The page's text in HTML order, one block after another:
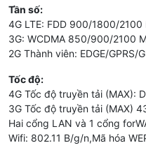
Dễ Dàng Thiết Lập và Quản
Ứng Dụng MERCUSYS
Tần số:
4G LTE: FDD 900/1800/
3G: WCDMA 850/900/2100
2G Thành viên: EDGE/
Tốc độ:
4G Tốc độ truyền tải (MAX):
3G Tốc độ truyền tải (MAX)
Hai cổng LAN và 1 cổng
Wifi: 802.11 B/g/n,Mã hóa